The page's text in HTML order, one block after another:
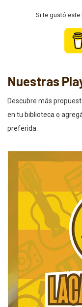
Si te gustó este
Nuestras
Descubre más
en tu biblioteca o
preferida.